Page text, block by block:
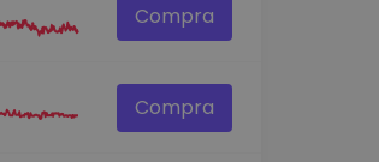
Compra
Compra